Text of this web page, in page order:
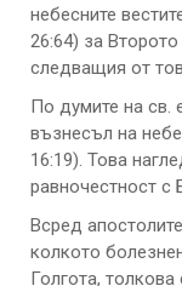
небесните
26:64) за
следващия от
По думите на св.
възнесъл на
16:19). Това
равночестност с
Всред
колкото
Голгота,